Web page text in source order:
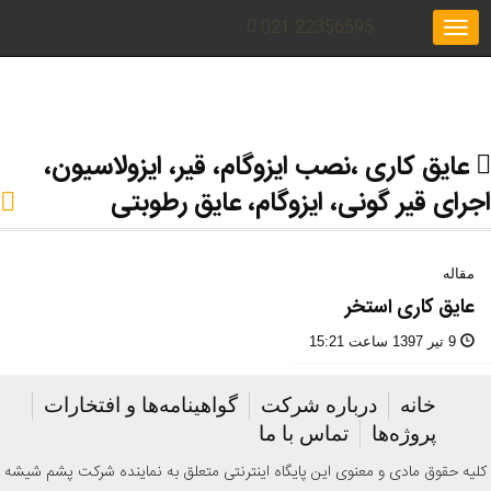
Toggle
021 22356595
عایق کاری ،نصب ایزوگام، قیر، ایزولاسیون،
اجرای قیر گونی، ایزوگام، عایق رطوبتی
مقاله
عایق کاری استخر
9 تیر 1397 ساعت 15:21
خانه درباره شرکت
گواهینامه‌ها و افتخارات
پروژه‌ها
تماس با ما
کلیه حقوق مادی و معنوی این پایگاه اینترنتی متعلق به نماینده شرکت پشم شیشه